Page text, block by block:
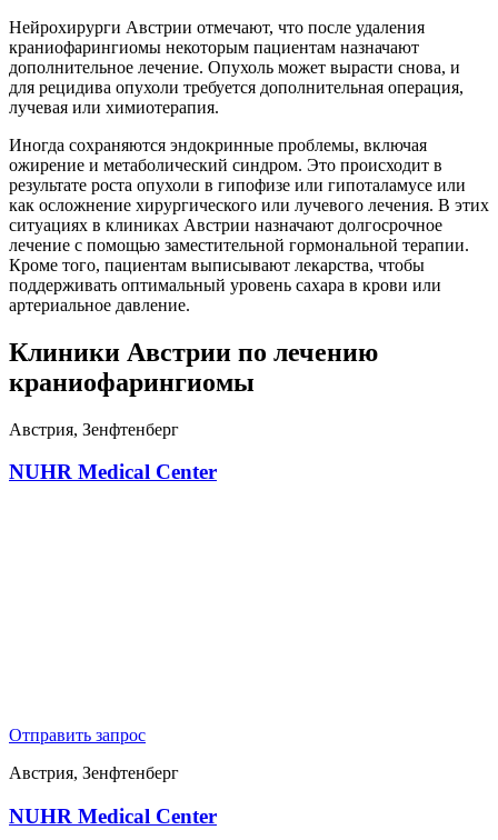
Нейрохирурги Австрии отмечают, что после удаления
краниофарингиомы некоторым пациентам назначают
дополнительное лечение. Опухоль может вырасти снова, и
для рецидива опухоли требуется дополнительная операция,
лучевая или химиотерапия.
Иногда сохраняются эндокринные проблемы, включая
ожирение и метаболический синдром. Это происходит в
результате роста опухоли в гипофизе или гипоталамусе или
как осложнение хирургического или лучевого лечения. В этих
ситуациях в клиниках Австрии назначают долгосрочное
лечение с помощью заместительной гормональной терапии.
Кроме того, пациентам выписывают лекарства, чтобы
поддерживать оптимальный уровень сахара в крови или
артериальное давление.
Клиники Австрии по лечению
краниофарингиомы
Австрия, Зенфтенберг
NUHR Medical Center
Отправить запрос
Австрия, Зенфтенберг
NUHR Medical Center